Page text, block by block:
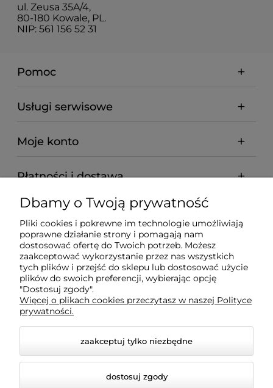
ul. Zeusa 35A/4,
80-180 Kowale, PL.
NIP: 561 156 52 31
Pomoc
Usługi serwisowe
Moje konto
Płatności i dostawa
Informacje
O nas
Wyposażenie Gastronomii - Projekty Technologiczne -
Sklep Gastronomiczny - Serwis Sprzętu
Gastronomicznego | Gdańsk - Trójmiasto - Pomorskie
Dbamy o Twoją prywatność
Pliki cookies i pokrewne im technologie umożliwiają
poprawne działanie strony i pomagają nam
dostosować ofertę do Twoich potrzeb. Możesz
zaakceptować wykorzystanie przez nas wszystkich
tych plików i przejść do sklepu lub dostosować użycie
plików do swoich preferencji, wybierając opcję
"Dostosuj zgody".
Więcej o plikach cookies przeczytasz w naszej Polityce
prywatności.
zaakceptuj tylko niezbędne
dostosuj zgody